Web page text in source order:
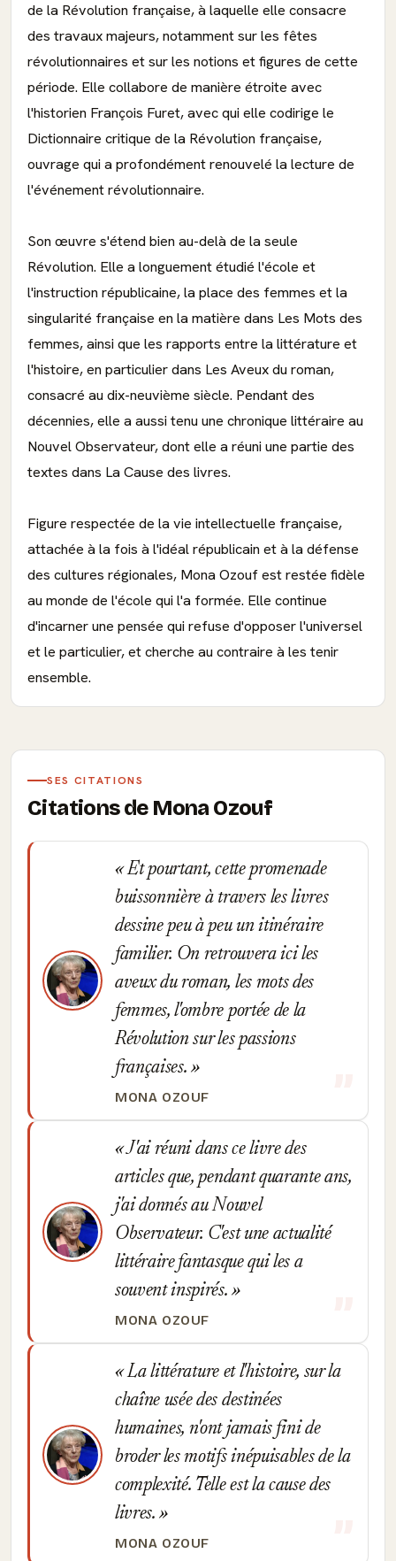
de la Révolution française, à laquelle elle consacre
des travaux majeurs, notamment sur les fêtes
révolutionnaires et sur les notions et figures de cette
période. Elle collabore de manière étroite avec
l'historien François Furet, avec qui elle codirige le
Dictionnaire critique de la Révolution française,
ouvrage qui a profondément renouvelé la lecture de
l'événement révolutionnaire.
Son œuvre s'étend bien au-delà de la seule
Révolution. Elle a longuement étudié l'école et
l'instruction républicaine, la place des femmes et la
singularité française en la matière dans Les Mots des
femmes, ainsi que les rapports entre la littérature et
l'histoire, en particulier dans Les Aveux du roman,
consacré au dix-neuvième siècle. Pendant des
décennies, elle a aussi tenu une chronique littéraire au
Nouvel Observateur, dont elle a réuni une partie des
textes dans La Cause des livres.
Figure respectée de la vie intellectuelle française,
attachée à la fois à l'idéal républicain et à la défense
des cultures régionales, Mona Ozouf est restée fidèle
au monde de l'école qui l'a formée. Elle continue
d'incarner une pensée qui refuse d'opposer l'universel
et le particulier, et cherche au contraire à les tenir
ensemble.
SES CITATIONS
Citations de Mona Ozouf
Et pourtant, cette promenade
buissonnière à travers les livres
dessine peu à peu un itinéraire
familier. On retrouvera ici les
aveux du roman, les mots des
femmes, l'ombre portée de la
Révolution sur les passions
françaises.
MONA OZOUF
J'ai réuni dans ce livre des
articles que, pendant quarante ans,
j'ai donnés au Nouvel
Observateur. C'est une actualité
littéraire fantasque qui les a
souvent inspirés.
MONA OZOUF
La littérature et l'histoire, sur la
chaîne usée des destinées
humaines, n'ont jamais fini de
broder les motifs inépuisables de la
complexité. Telle est la cause des
livres.
MONA OZOUF